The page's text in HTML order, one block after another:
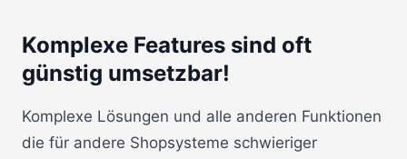
Komplexe Features sind oft
günstig umsetzbar!
Komplexe Lösungen und alle anderen Funktionen
die für andere Shopsysteme schwieriger